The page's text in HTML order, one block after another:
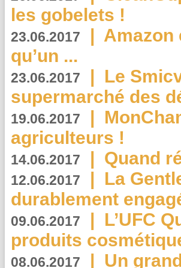
les gobelets !
23.06.2017 | Amazon
qu’un ...
23.06.2017 | Le
supermarché des
19.06.2017 |
agriculteurs !
14.06.2017 | Quand
12.06.2017 | La
durablement
09.06.2017 | L’UFC
produits
08.06.2017 | Un